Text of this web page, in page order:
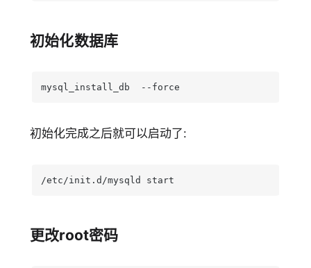
初始化数据库
mysql_install_db  --force
初始化完成之后就可以启动了:
/etc/init.d/mysqld start
更改root密码